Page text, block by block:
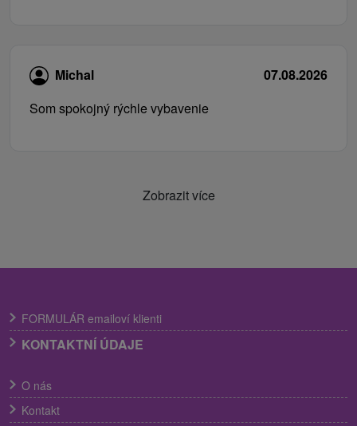
Michal
07.08.2026
Som spokojný rýchle vybavenie
Zobrazit více
FORMULÁR emailoví klienti
KONTAKTNÍ ÚDAJE
O nás
Kontakt